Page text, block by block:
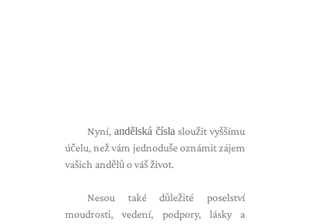
Nyní, andělská čísla sloužit vyššímu
účelu, než vám jednoduše oznámit zájem
vašich andělů o váš život.
Nesou také důležité poselství
moudrosti, vedení, podpory, lásky a